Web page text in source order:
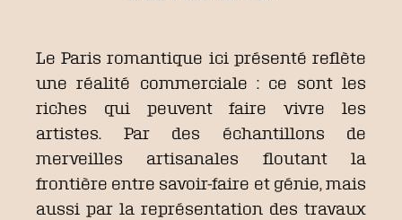
Le Paris romantique ici présenté reflète
une réalité commerciale : ce sont les
riches qui peuvent faire vivre les
artistes. Par des échantillons de
merveilles artisanales floutant la
frontière entre savoir-faire et génie, mais
aussi par la représentation des travaux